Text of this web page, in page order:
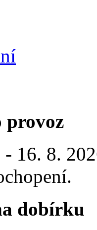
provoz
16. 8.
dobírku